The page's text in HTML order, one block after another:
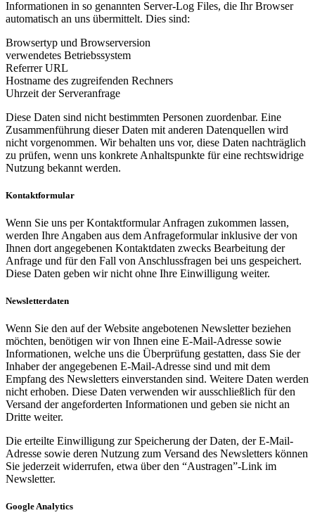
Informationen in so genannten Server-Log Files, die Ihr Browser
automatisch an uns übermittelt. Dies sind:
Browsertyp und Browserversion
verwendetes Betriebssystem
Referrer URL
Hostname des zugreifenden Rechners
Uhrzeit der Serveranfrage
Diese Daten sind nicht bestimmten Personen zuordenbar. Eine
Zusammenführung dieser Daten mit anderen Datenquellen wird
nicht vorgenommen. Wir behalten uns vor, diese Daten nachträglich
zu prüfen, wenn uns konkrete Anhaltspunkte für eine rechtswidrige
Nutzung bekannt werden.
Kontaktformular
Wenn Sie uns per Kontaktformular Anfragen zukommen lassen,
werden Ihre Angaben aus dem Anfrageformular inklusive der von
Ihnen dort angegebenen Kontaktdaten zwecks Bearbeitung der
Anfrage und für den Fall von Anschlussfragen bei uns gespeichert.
Diese Daten geben wir nicht ohne Ihre Einwilligung weiter.
Newsletterdaten
Wenn Sie den auf der Website angebotenen Newsletter beziehen
möchten, benötigen wir von Ihnen eine E-Mail-Adresse sowie
Informationen, welche uns die Überprüfung gestatten, dass Sie der
Inhaber der angegebenen E-Mail-Adresse sind und mit dem
Empfang des Newsletters einverstanden sind. Weitere Daten werden
nicht erhoben. Diese Daten verwenden wir ausschließlich für den
Versand der angeforderten Informationen und geben sie nicht an
Dritte weiter.
Die erteilte Einwilligung zur Speicherung der Daten, der E-Mail-
Adresse sowie deren Nutzung zum Versand des Newsletters können
Sie jederzeit widerrufen, etwa über den “Austragen”-Link im
Newsletter.
Google Analytics